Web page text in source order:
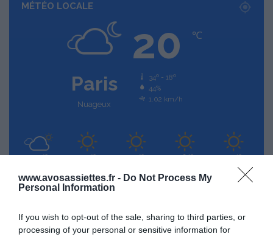
www.avosassiettes.fr - Do Not Process My
Personal Information
If you wish to opt-out of the sale, sharing to third parties, or
processing of your personal or sensitive information for
MÉTÉO LOCALE
Paris
Nuageux
20 ℃
34º - 18º
44%
1.02 km/h
34 ℃ 33 ℃ 34 ℃ 36 ℃ 39 ℃
jeu